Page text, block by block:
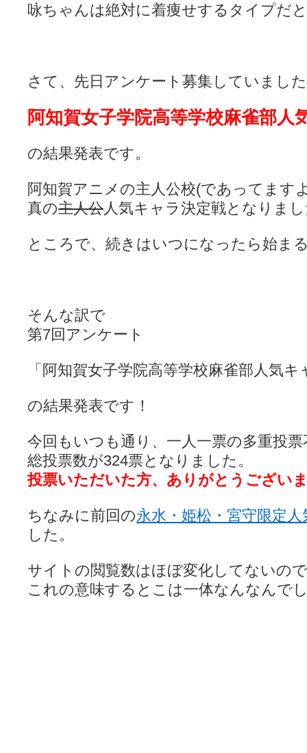
咏ちゃんは絶対に着痩せするタイプだ
さて、先日アンケート募集していました
阿知賀女子学院高等学校麻雀部人
の結果発表です。
阿知賀アニメの主人公校(であってます
真の主人公人気キャラ決定戦となりま
ところで、続きはいつになったら始ま
そんな訳で
第7回アンケート
「阿知賀女子学院高等学校麻雀部人気キ
の結果発表です！
今回もいつも通り、一人一票の多重投票
総投票数が324票となりました。
投票いただいた方、ありがとうござい
ちなみに前回の永水・姫松・宮守限定
した。
サイトの閲覧数はほぼ変化してないの
これの意味するとこは一体なんなん